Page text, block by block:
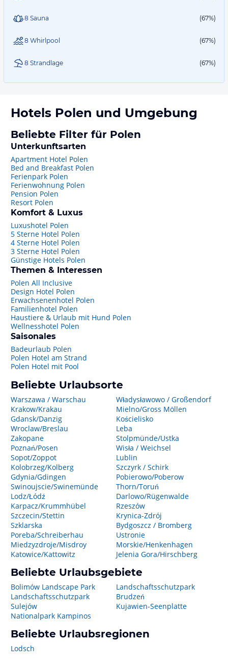
8 Sauna (67%)
8 Whirlpool (67%)
8 Strandlage (67%)
Hotels Polen und Umgebung
Beliebte Filter für Polen
Unterkunftsarten
Apartment Hotel Polen
Bed and Breakfast Polen
Ferienpark Polen
Ferienwohnung Polen
Pension Polen
Resort Polen
Komfort & Luxus
Luxushotel Polen
5 Sterne Hotel Polen
4 Sterne Hotel Polen
3 Sterne Hotel Polen
Günstige Hotels Polen
Themen & Interessen
Polen All Inclusive
Design Hotel Polen
Erwachsenenhotel Polen
Familienhotel Polen
Haustiere & Urlaub mit Hund Polen
Wellnesshotel Polen
Saisonales
Badeurlaub Polen
Polen Hotel am Strand
Polen Hotel mit Pool
Beliebte Urlaubsorte
Warszawa / Warschau
Krakow/Krakau
Gdansk/Danzig
Wroclaw/Breslau
Zakopane
Poznań/Posen
Sopot/Zoppot
Kolobrzeg/Kolberg
Gdynia/Gdingen
Swinoujscie/Swinemünde
Lodz/Łódź
Karpacz/Krummhübel
Szczecin/Stettin
Szklarska
Poreba/Schreiberhau
Miedzyzdroje/Misdroy
Katowice/Kattowitz
Władysławowo / Großendorf
Mielno/Gross Möllen
Kościelisko
Leba
Stolpmünde/Ustka
Wisła / Weichsel
Lublin
Szczyrk / Schirk
Pobierowo/Poberow
Thorn/Toruń
Darlowo/Rügenwalde
Rzeszów
Krynica-Zdrój
Bydgoszcz / Bromberg
Ustronie
Morskie/Henkenhagen
Jelenia Gora/Hirschberg
Beliebte Urlaubsgebiete
Bolimów Landscape Park
Landschaftsschutzpark
Sulejów
Nationalpark Kampinos
Landschaftsschutzpark
Brudzeń
Kujawien-Seenplatte
Beliebte Urlaubsregionen
Lodsch